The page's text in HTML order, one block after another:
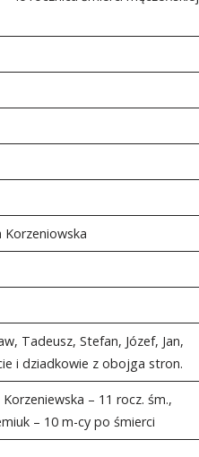
Korzeniowska
Tadeusz, Stefan, Józef, Jan,
i dziadkowie z obojga stron.
– 11 rocz. śm.,
– 10 m-cy po śmierci